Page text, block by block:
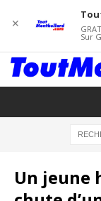
Un jeune
✕
Sur